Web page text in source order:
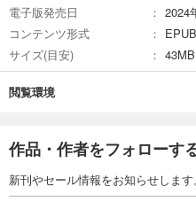
あらすじを表示する
あらすじを表示する
電子版発売日
2024
コンテンツ形式
EPUB
サイズ(目安)
43MB
閲覧環境
作品・作者をフォローす
新刊やセール情報をお知らせします。